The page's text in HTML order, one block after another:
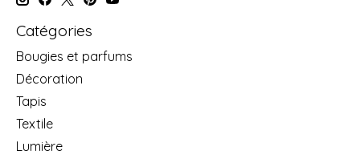
Catégories
Bougies et parfums
Décoration
Tapis
Textile
Lumière